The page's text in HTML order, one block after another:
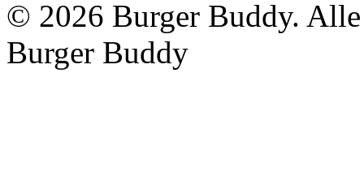
© 2026 Burger Buddy.
Burger Buddy